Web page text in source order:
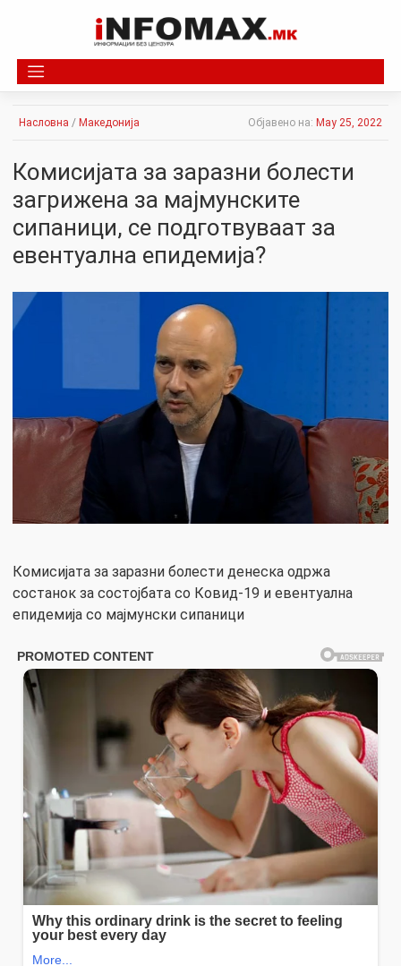
Насловна / Македонија Објавено на: May 25, 2022
Комисијата за заразни болести
загрижена за мајмунските
сипаници, се подготвуваат за
евентуална епидемија?
Комисијата за заразни болести денеска одржа
состанок за состојбата со Ковид-19 и евентуална
епидемија со мајмунски сипаници